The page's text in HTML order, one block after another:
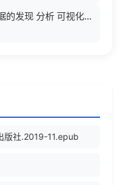
数据科学与大数据分析 数据的发现 分析 可视化与表示 ( etc.).epub
版社.2019-11.epub